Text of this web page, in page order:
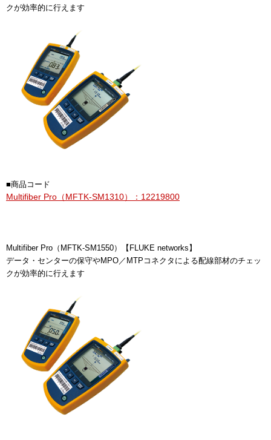
クが効率的に行えます
■商品コード
Multifiber Pro（MFTK-SM1310）：12219800
Multifiber Pro（MFTK-SM1550）【FLUKE networks】
データ・センターの保守やMPO／MTPコネクタによる配線部材のチェッ
クが効率的に行えます